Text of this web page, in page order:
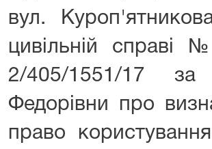
вул.
цивільній
2/405/1551/17
Федорівни про
право